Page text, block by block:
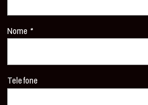
Nome *
Telefone